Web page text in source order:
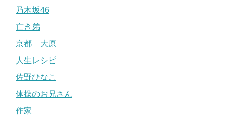
乃木坂46
亡き弟
京都 大原
人生レシピ
佐野ひなこ
体操のお兄さん
作家